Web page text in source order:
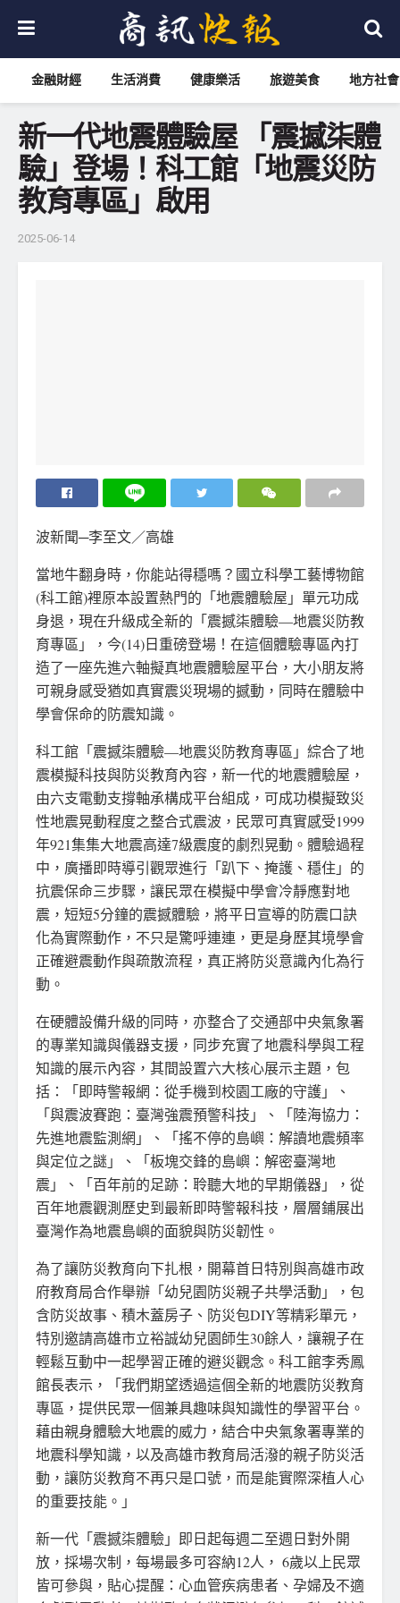
金融財經 生活消費 健康樂活 旅遊美食 地方社會
新一代地震體驗屋 「震撼柒體
驗」登場！科工館「地震災防
教育專區」啟用
2025-06-14
波新聞─李至文／高雄
當地牛翻身時，你能站得穩嗎？國立科學工藝博物館
(科工館)裡原本設置熱門的「地震體驗屋」單元功成
身退，現在升級成全新的「震撼柒體驗—地震災防教
育專區」，今(14)日重磅登場！在這個體驗專區內打
造了一座先進六軸擬真地震體驗屋平台，大小朋友將
可親身感受猶如真實震災現場的撼動，同時在體驗中
學會保命的防震知識。
科工館「震撼柒體驗—地震災防教育專區」綜合了地
震模擬科技與防災教育內容，新一代的地震體驗屋，
由六支電動支撐軸承構成平台組成，可成功模擬致災
性地震晃動程度之整合式震波，民眾可真實感受1999
年921集集大地震高達7級震度的劇烈晃動。體驗過程
中，廣播即時導引觀眾進行「趴下、掩護、穩住」的
抗震保命三步驟，讓民眾在模擬中學會冷靜應對地
震，短短5分鐘的震撼體驗，將平日宣導的防震口訣
化為實際動作，不只是驚呼連連，更是身歷其境學會
正確避震動作與疏散流程，真正將防災意識內化為行
動。
在硬體設備升級的同時，亦整合了交通部中央氣象署
的專業知識與儀器支援，同步充實了地震科學與工程
知識的展示內容，其間設置六大核心展示主題，包
括：「即時警報網：從手機到校園工廠的守護」、
「與震波賽跑：臺灣強震預警科技」、「陸海協力：
先進地震監測網」、「搖不停的島嶼：解讀地震頻率
與定位之謎」、「板塊交鋒的島嶼：解密臺灣地
震」、「百年前的足跡：聆聽大地的早期儀器」，從
百年地震觀測歷史到最新即時警報科技，層層鋪展出
臺灣作為地震島嶼的面貌與防災韌性。
為了讓防災教育向下扎根，開幕首日特別與高雄市政
府教育局合作舉辦「幼兒園防災親子共學活動」，包
含防災故事、積木蓋房子、防災包DIY等精彩單元，
特別邀請高雄市立裕誠幼兒園師生30餘人，讓親子在
輕鬆互動中一起學習正確的避災觀念。科工館李秀鳳
館長表示，「我們期望透過這個全新的地震防災教育
專區，提供民眾一個兼具趣味與知識性的學習平台。
藉由親身體驗大地震的威力，結合中央氣象署專業的
地震科學知識，以及高雄市教育局活潑的親子防災活
動，讓防災教育不再只是口號，而是能實際深植人心
的重要技能。」
新一代「震撼柒體驗」即日起每週二至週日對外開
放，採場次制，每場最多可容納12人， 6歲以上民眾
皆可參與，貼心提醒：心血管疾病患者、孕婦及不適